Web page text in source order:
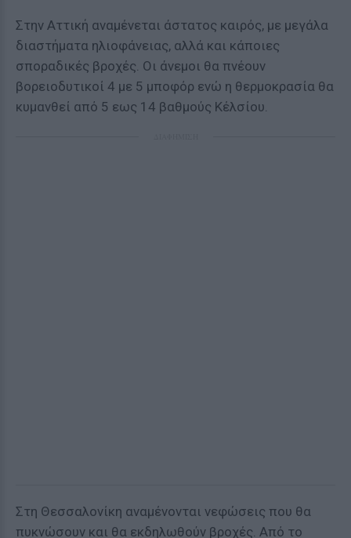
Στην Αττική αναμένεται άστατος καιρός, με μεγάλα
διαστήματα ηλιοφάνειας, αλλά και κάποιες
σποραδικές βροχές. Οι άνεμοι θα πνέουν
βορειοδυτικοί 4 με 5 μποφόρ ενώ η θερμοκρασία θα
κυμανθεί από 5 εως 14 βαθμούς Κέλσίου.
Στη Θεσσαλονίκη αναμένονται νεφώσεις που θα
πυκνώσουν και θα εκδηλωθούν βροχές. Από το